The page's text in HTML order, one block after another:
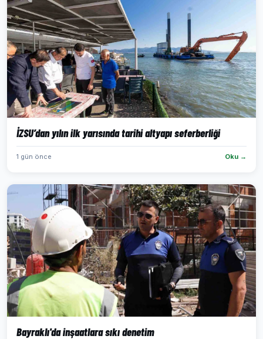
İZSU’dan yılın ilk yarısında tarihi altyapı seferberliği
1 gün önce Oku →
Bayraklı'da inşaatlara sıkı denetim